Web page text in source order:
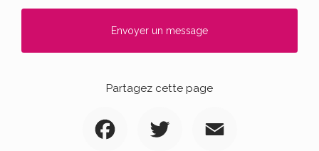
Envoyer un message
Partagez cette page